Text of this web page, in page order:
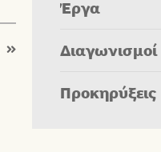
Έργα
Διαγωνισμοί
Προκηρύξεις